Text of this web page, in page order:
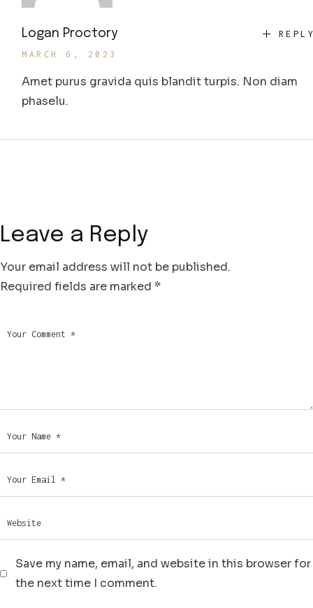
Logan Proctory
MARCH 6, 2023
Amet purus gravida quis blandit turpis. Non diam
phaselu.
Leave a Reply
Your email address will not be published.
Required fields are marked *
Save my name, email, and website in this browser for
the next time I comment.